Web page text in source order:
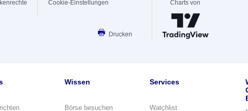
Cookie-Einstellungen
Drucken
Charts von
Wissen
Börse besuchen
Services
Watchlist